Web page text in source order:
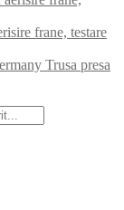
frane, testare
Trusa presa